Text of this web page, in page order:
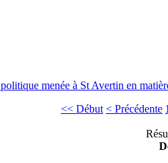
menée à St Avertin en
<< Début < Précédente